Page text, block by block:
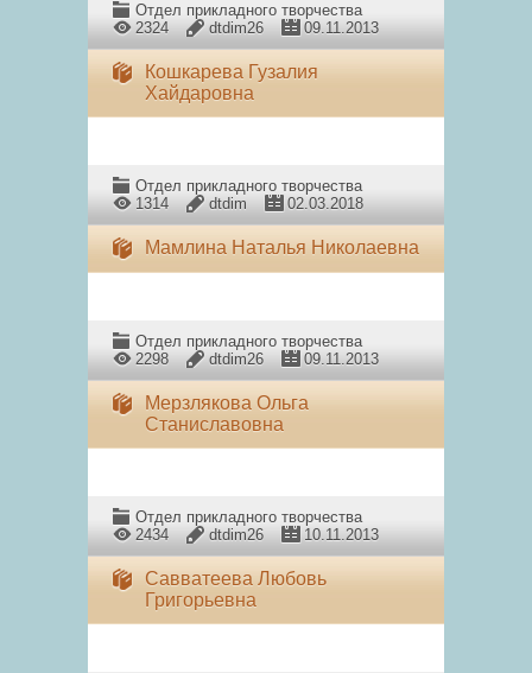
Отдел прикладного творчества
2324
dtdim26 09.11.2013
Кошкарева Гузалия
Хайдаровна
Отдел прикладного творчества
1314
dtdim 02.03.2018
Мамлина Наталья Николаевна
Отдел прикладного творчества
2298
dtdim26 09.11.2013
Мерзлякова Ольга
Станиславовна
Отдел прикладного творчества
2434
dtdim26 10.11.2013
Савватеева Любовь
Григорьевна